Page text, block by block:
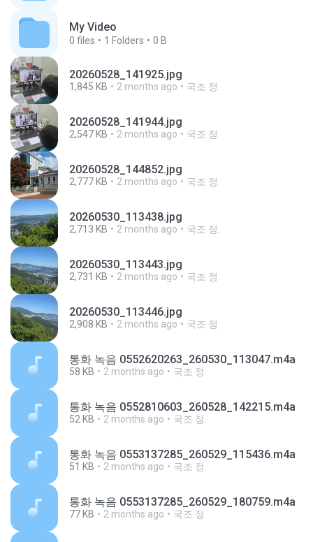
My Video
0 files 1 Folders 0 B
20260528_141925.jpg
1,845 KB 2 months ago 국조 정.
20260528_141944.jpg
2,547 KB 2 months ago 국조 정.
20260528_144852.jpg
2,777 KB 2 months ago 국조 정.
20260530_113438.jpg
2,713 KB 2 months ago 국조 정.
20260530_113443.jpg
2,731 KB 2 months ago 국조 정.
20260530_113446.jpg
2,908 KB 2 months ago 국조 정.
통화 녹음 0552620263_260530_113047.m4a
58 KB 2 months ago 국조 정.
통화 녹음 0552810603_260528_142215.m4a
52 KB 2 months ago 국조 정.
통화 녹음 0553137285_260529_115436.m4a
51 KB 2 months ago 국조 정.
통화 녹음 0553137285_260529_180759.m4a
77 KB 2 months ago 국조 정.